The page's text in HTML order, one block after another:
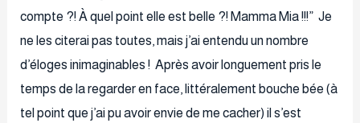
compte ?! À quel point elle est belle ?! Mamma Mia !!!” Je
ne les citerai pas toutes, mais j’ai entendu un nombre
d’éloges inimaginables ! Après avoir longuement pris le
temps de la regarder en face, littéralement bouche bée (à
tel point que j’ai pu avoir envie de me cacher) il s’est